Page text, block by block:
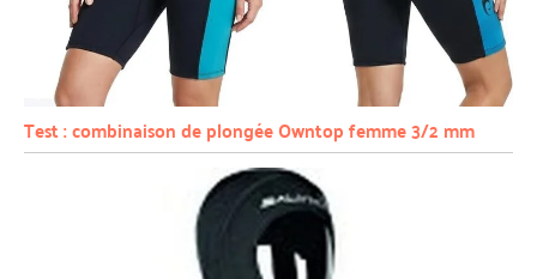
Test : combinaison de plongée Owntop femme 3/2 mm